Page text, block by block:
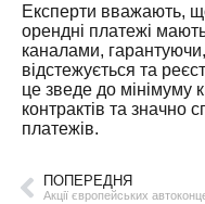
Експерти вважають,
орендні платежі
каналами,
відстежується та
це зведе до мінімуму
контрактів та значно
платежів.
ПОПЕРЕДНЯ